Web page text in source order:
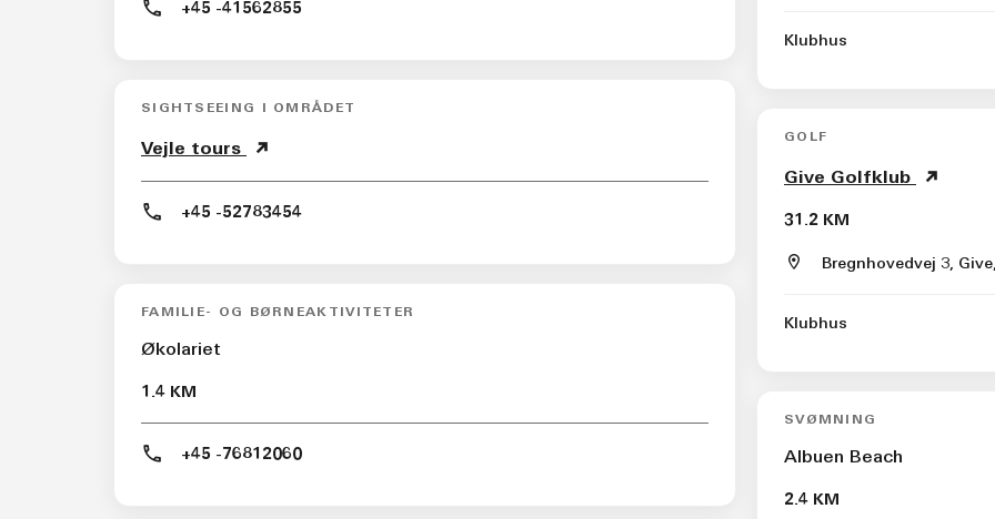
+45 -41562855
SIGHTSEEING I OMRÅDET
Vejle tours
+45 -52783454
FAMILIE- OG BØRNEAKTIVITETER
Økolariet
1.4 KM
+45 -76812060
Klubhus
GOLF
Give Golfklub
31.2 KM
Bregnhovedvej 3,
Klubhus
SVØMNING
Albuen Beach
2.4 KM